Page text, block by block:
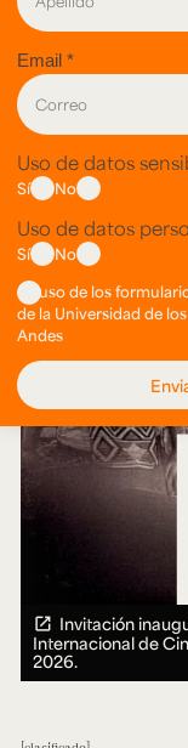
Invitación
Internacional de
2026.